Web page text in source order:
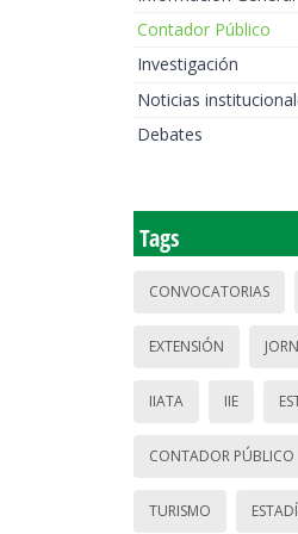
Contador Público
Investigación
Noticias
Debates
Tags
CONVOCATORIAS
EXTENSIÓN
IIATA IIE
CONTADOR PÚBLICO
TURISMO